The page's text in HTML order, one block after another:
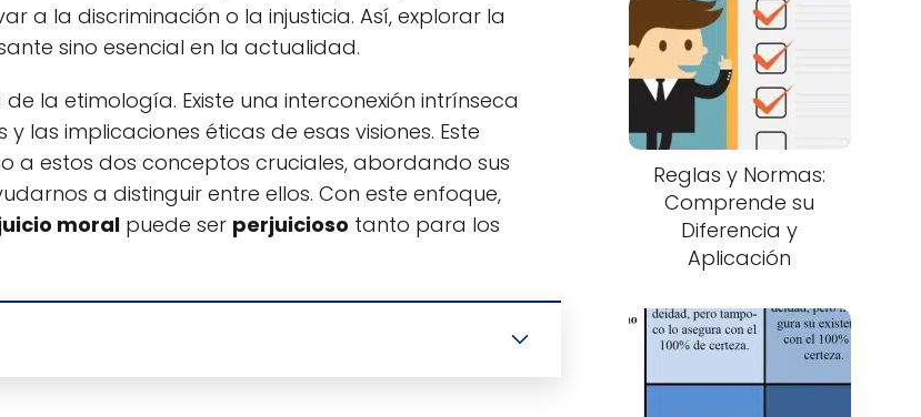
a la discriminación o la injusticia. Así, explorar la
sino esencial en la actualidad.
la etimología. Existe una interconexión intrínseca
las implicaciones éticas de esas visiones. Este
a estos dos conceptos cruciales, abordando sus
a distinguir entre ellos. Con este enfoque,
moral puede ser perjuicioso tanto para los
Reglas y Normas:
Comprende su
Diferencia y
Aplicación